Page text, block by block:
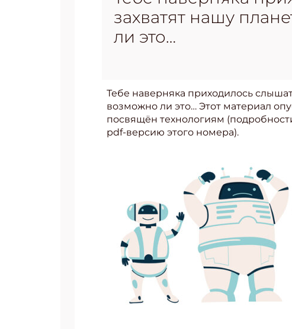
захватят нашу
ли это…
Тебе наверняка приходилось
возможно ли это… Этот материал
посвящён технологиям
pdf-версию этого номера).